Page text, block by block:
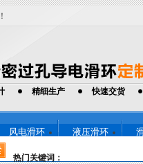
精细生产 快速交货
风电滑环 液压滑环
热门关键词：